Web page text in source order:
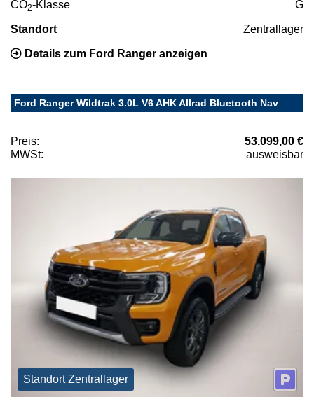
CO2-Klasse G
Standort Zentrallager
Details zum Ford Ranger anzeigen
Ford Ranger Wildtrak 3.0L V6 AHK Allrad Bluetooth Nav
Preis:
53.099,00 €
MWSt:
ausweisbar
Standort Zentrallager